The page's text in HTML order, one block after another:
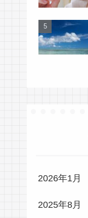
2026年1月
2025年8月